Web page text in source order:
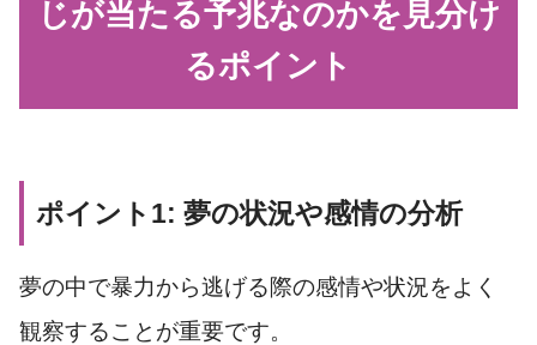
じが当たる予兆なのかを見分け
るポイント
ポイント1: 夢の状況や感情の分析
夢の中で暴力から逃げる際の感情や状況をよく
観察することが重要です。